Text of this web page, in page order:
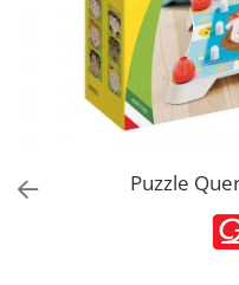
Consultanta Instalare
Jucarii de Sortare
Jucarii de tras
Jucarii din plus
Jucarii muzicale
Jucarii pentru baie
PAPUSI
Puzzle